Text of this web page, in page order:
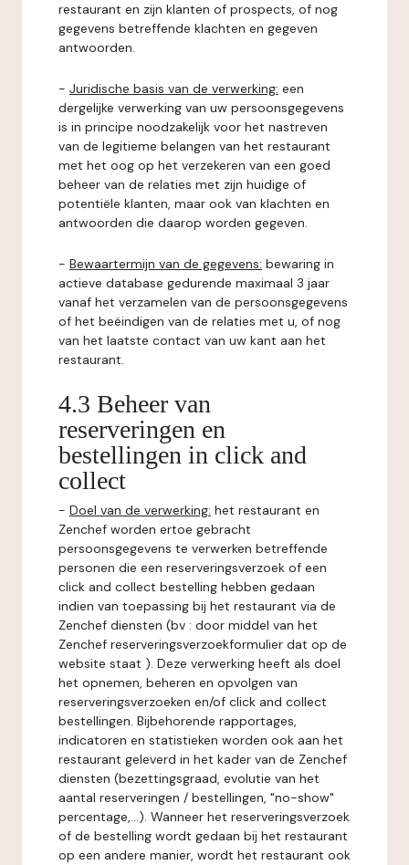
restaurant en zijn klanten of prospects, of nog
gegevens betreffende klachten en gegeven
antwoorden.
- Juridische basis van de verwerking: een
dergelijke verwerking van uw persoonsgegevens
is in principe noodzakelijk voor het nastreven
van de legitieme belangen van het restaurant
met het oog op het verzekeren van een goed
beheer van de relaties met zijn huidige of
potentiële klanten, maar ook van klachten en
antwoorden die daarop worden gegeven.
- Bewaartermijn van de gegevens: bewaring in
actieve database gedurende maximaal 3 jaar
vanaf het verzamelen van de persoonsgegevens
of het beëindigen van de relaties met u, of nog
van het laatste contact van uw kant aan het
restaurant.
4.3 Beheer van
reserveringen en
bestellingen in click and
collect
- Doel van de verwerking: het restaurant en
Zenchef worden ertoe gebracht
persoonsgegevens te verwerken betreffende
personen die een reserveringsverzoek of een
click and collect bestelling hebben gedaan
indien van toepassing bij het restaurant via de
Zenchef diensten (bv : door middel van het
Zenchef reserveringsverzoekformulier dat op de
website staat ). Deze verwerking heeft als doel
het opnemen, beheren en opvolgen van
reserveringsverzoeken en/of click and collect
bestellingen. Bijbehorende rapportages,
indicatoren en statistieken worden ook aan het
restaurant geleverd in het kader van de Zenchef
diensten (bezettingsgraad, evolutie van het
aantal reserveringen / bestellingen, "no-show"
percentage,...). Wanneer het reserveringsverzoek
of de bestelling wordt gedaan bij het restaurant
op een andere manier, wordt het restaurant ook